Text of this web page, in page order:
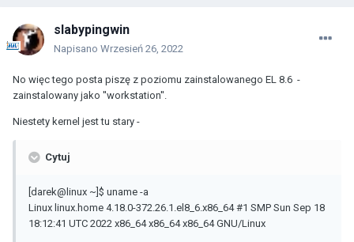
slabypingwin
Napisano Wrzesień 26, 2022
No więc tego posta piszę z poziomu zainstalowanego EL 8.6 -
zainstalowany jako ''workstation''.
Niestety kernel jest tu stary -
Cytuj
[darek@linux ~]$ uname -a
Linux linux.home 4.18.0-372.26.1.el8_6.x86_64 #1 SMP Sun Sep 18
18:12:41 UTC 2022 x86_64 x86_64 x86_64 GNU/Linux